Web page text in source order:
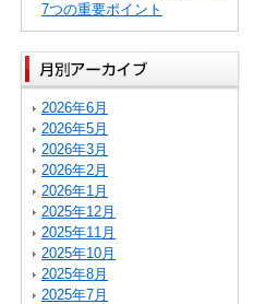
7つの重要ポイント
2026年6月
2026年5月
2026年3月
2026年2月
2026年1月
2025年12月
2025年11月
2025年10月
2025年8月
2025年7月